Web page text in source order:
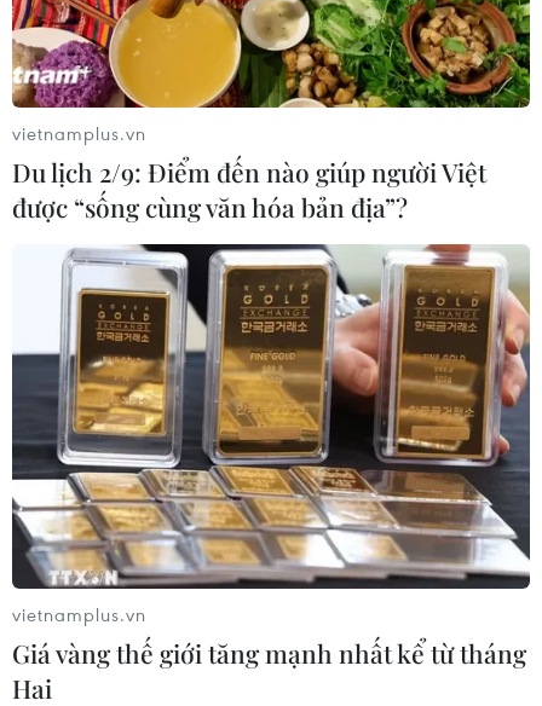
vietnamplus.vn
Du lịch 2/9: Điểm đến nào giúp người Việt
được “sống cùng văn hóa bản địa”?
vietnamplus.vn
Giá vàng thế giới tăng mạnh nhất kể từ tháng
Hai